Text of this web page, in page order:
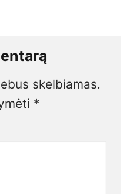
skelbiamas.
*